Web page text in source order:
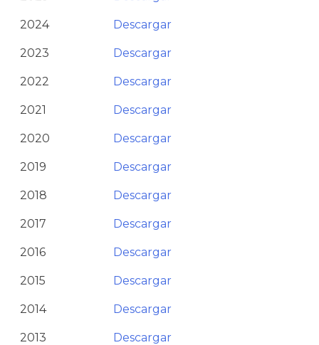
2024 Descargar
2023 Descargar
2022 Descargar
2021 Descargar
2020 Descargar
2019 Descargar
2018 Descargar
2017 Descargar
2016 Descargar
2015 Descargar
2014 Descargar
2013 Descargar